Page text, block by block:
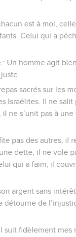
est à moi,
Celui qui a
: Un homme agit
sacrés sur les
Israélites. Il ne salit
il ne s’unit pas à
pas des autres, il
dette, il ne vole
qui a faim, il
argent sans
détourne de
suit fidèlement mes